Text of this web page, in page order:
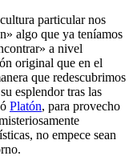
particular nos
algo que ya teníamos
a nivel
original que en el
que redescubrimos
esplendor tras las
Platón, para provecho
no empece sean